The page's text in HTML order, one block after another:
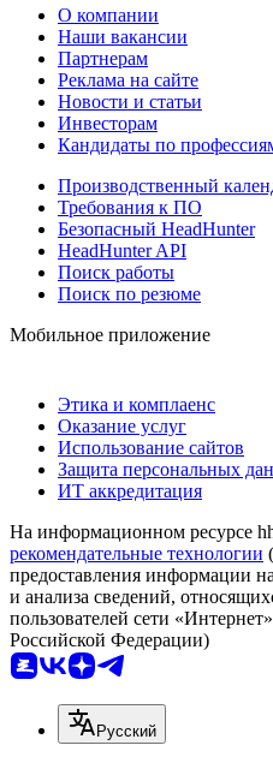
О компании
Наши вакансии
Партнерам
Реклама на сайте
Новости и статьи
Инвесторам
Кандидаты по
Производственный
Требования к ПО
Безопасный HeadHunter
HeadHunter API
Поиск работы
Поиск по резюме
Мобильное приложение
Этика и комплаенс
Оказание услуг
Использование сайтов
Защита персональных
ИТ аккредитация
На информационном ресурсе
рекомендательные технологии
предоставления информации
и анализа сведений,
пользователей сети
Российской Федерации)
Русский